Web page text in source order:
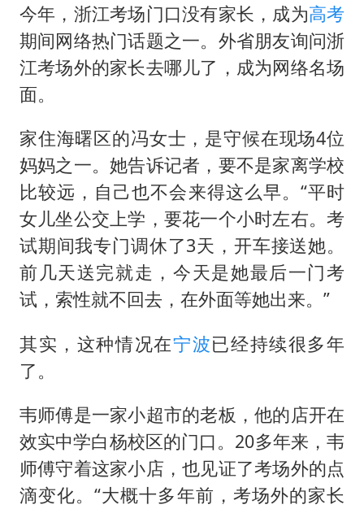
今年，浙江考场门口没有家长，成为高考
期间网络热门话题之一。外省朋友询问浙
江考场外的家长去哪儿了，成为网络名场
面。
家住海曙区的冯女士，是守候在现场4位
妈妈之一。她告诉记者，要不是家离学校
比较远，自己也不会来得这么早。“平时
女儿坐公交上学，要花一个小时左右。考
试期间我专门调休了3天，开车接送她。
前几天送完就走，今天是她最后一门考
试，索性就不回去，在外面等她出来。”
其实，这种情况在宁波已经持续很多年
了。
韦师傅是一家小超市的老板，他的店开在
效实中学白杨校区的门口。20多年来，韦
师傅守着这家小店，也见证了考场外的点
滴变化。“大概十多年前，考场外的家长